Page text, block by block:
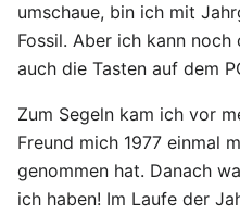
umschaue, bin ich mit
Fossil. Aber ich kann
auch die Tasten auf dem
Zum Segeln kam ich vor
Freund mich 1977 einmal
genommen hat. Danach
ich haben! Im Laufe der